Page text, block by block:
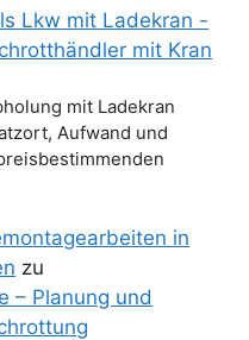
Lkw mit Ladekran -
mit Kran
mit Ladekran
Aufwand und
in
zu
– Planung und